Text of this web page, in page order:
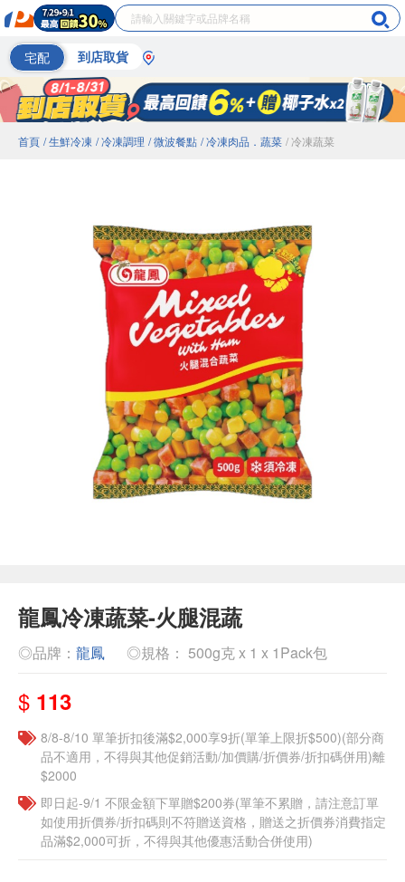
宅配 到店取貨
首頁 / 生鮮冷凍 / 冷凍調理 / 微波餐點 / 冷凍肉品．蔬菜 / 冷凍蔬菜
龍鳳冷凍蔬菜-火腿混蔬
◎品牌： 龍鳳 ◎規格： 500g克 x 1 x 1Pack包
$ 113
8/8-8/10 單筆折扣後滿$2,000享9折(單筆上限折$500)(部分商
品不適用，不得與其他促銷活動/加價購/折價券/折扣碼併用)離
$2000
即日起-9/1 不限金額下單贈$200券(單筆不累贈，請注意訂單
如使用折價券/折扣碼則不符贈送資格，贈送之折價券消費指定
品滿$2,000可折，不得與其他優惠活動合併使用)